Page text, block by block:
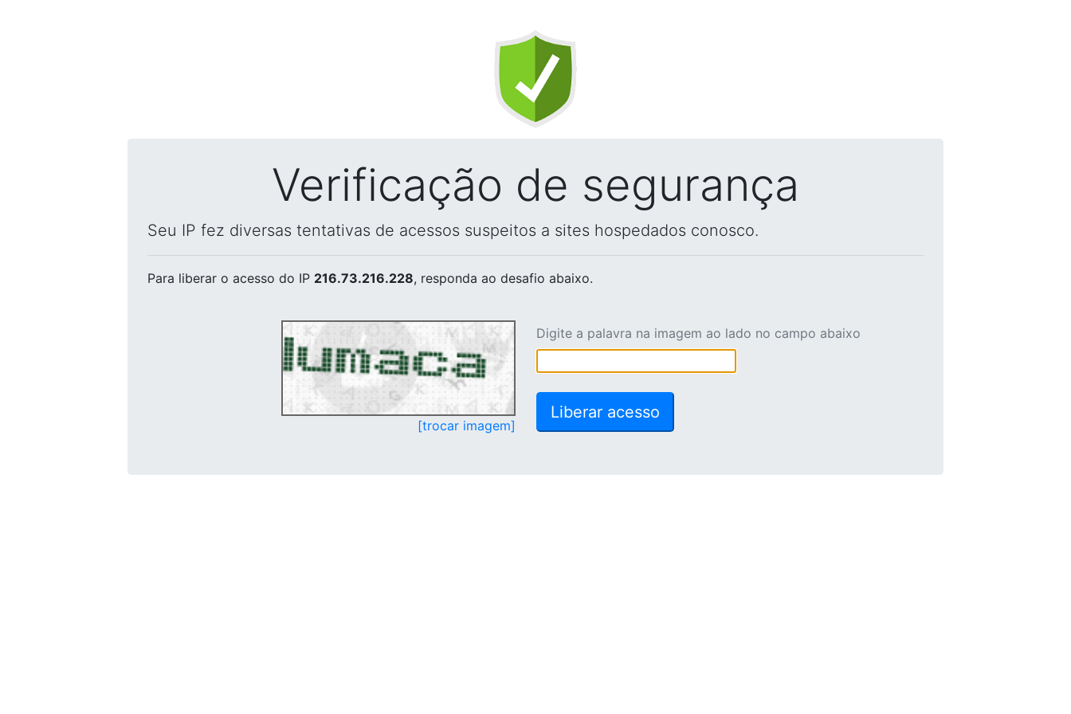
Verificação de segurança
Seu IP fez diversas tentativas de acessos suspeitos a sites hospedados conosco.
Para liberar o acesso do IP 216.73.216.228, responda ao desafio abaixo.
[trocar imagem]
Digite a palavra na imagem ao lado no campo abaixo